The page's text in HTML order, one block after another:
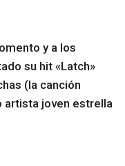
y a los
su hit «Latch»
(la canción
artista joven estrella